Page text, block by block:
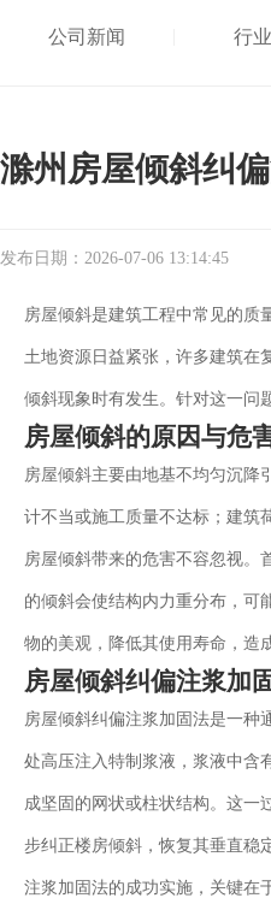
公司新闻 行
滁州房屋倾斜纠
发布日期：2026-07-06 13:14:45
房屋倾斜是建筑工程中常见的质
土地资源日益紧张，许多建筑在
倾斜现象时有发生。针对这一问
房屋倾斜的原因与危
房屋倾斜主要由地基不均匀沉降
计不当或施工质量不达标；建筑
房屋倾斜带来的危害不容忽视。
的倾斜会使结构内力重分布，可
物的美观，降低其使用寿命，造
房屋倾斜纠偏注浆加
房屋倾斜纠偏注浆加固法是一种
处高压注入特制浆液，浆液中含
成坚固的网状或柱状结构。这一
步纠正楼房倾斜，恢复其垂直稳
注浆加固法的成功实施，关键在